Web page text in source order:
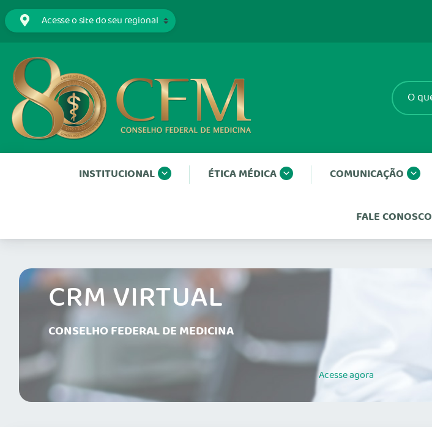
INSTITUCIONAL ÉTICA MÉDICA COMUNICAÇÃO
FALE CONOSCO
CRM VIRTUAL
CONSELHO FEDERAL DE MEDICINA
Acesseagora